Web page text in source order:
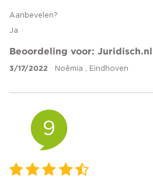
Aanbevelen?
Ja
Beoordeling voor: Juridisch.nl
3/17/2022 Noêmia , Eindhoven
9